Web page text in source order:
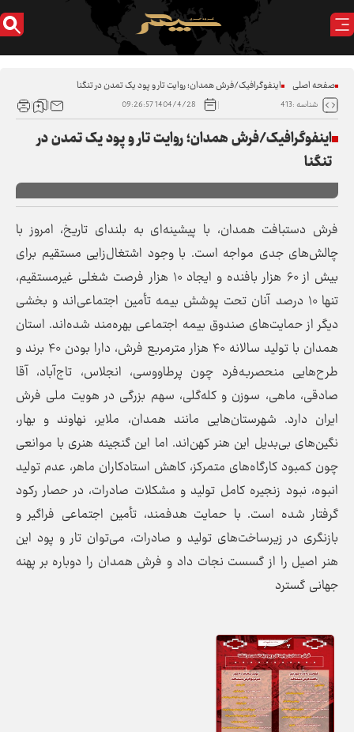
صفحه اصلی اینفوگرافیک/فرش همدان؛ روایت تار و پود یک تمدن در تنگنا
شناسه :413 1404/4/28 09:26:57
اینفوگرافیک/فرش همدان؛ روایت تار و پود یک تمدن در
تنگنا
فرش دستبافت همدان، با پیشینه‌ای به بلندای تاریخ، امروز با
چالش‌های جدی مواجه است. با وجود اشتغال‌زایی مستقیم برای
بیش از ۶۰ هزار بافنده و ایجاد ۱۰ هزار فرصت شغلی غیرمستقیم،
تنها ۱۰ درصد آنان تحت پوشش بیمه تأمین اجتماعی‌اند و بخشی
دیگر از حمایت‌های صندوق بیمه اجتماعی بهره‌مند شده‌اند. استان
همدان با تولید سالانه ۴۰ هزار مترمربع فرش، دارا بودن ۴۰ برند و
طرح‌هایی منحصربه‌فرد چون پرطاووسی، انجلاس، تاج‌آباد، آقا
صادقی، ماهی، سوزن و کله‌گلی، سهم بزرگی در هویت ملی فرش
ایران دارد. شهرستان‌هایی مانند همدان، ملایر، نهاوند و بهار،
نگین‌های بی‌بدیل این هنر کهن‌اند. اما این گنجینه هنری با موانعی
چون کمبود کارگاه‌های متمرکز، کاهش استادکاران ماهر، عدم تولید
انبوه، نبود زنجیره کامل تولید و مشکلات صادرات، در حصار رکود
گرفتار شده است. با حمایت هدفمند، تأمین اجتماعی فراگیر و
بازنگری در زیرساخت‌های تولید و صادرات، می‌توان تار و پود این
هنر اصیل را از گسست نجات داد و فرش همدان را دوباره بر پهنه
جهانی گسترد